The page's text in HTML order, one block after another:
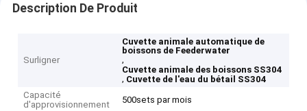
Description De Produit
Surligner
Cuvette animale automatique de
boissons de Feederwater
,
Cuvette animale des boissons SS304
, Cuvette de l'eau du bétail SS304
Capacité
d'approvisionnement
500sets par mois